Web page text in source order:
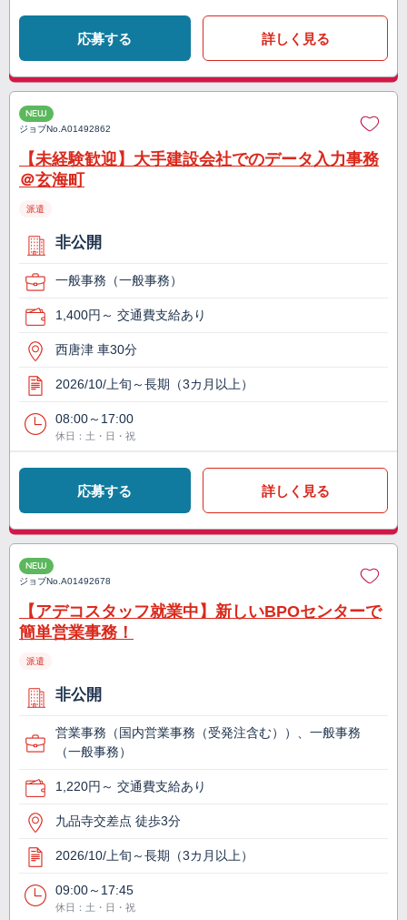
応募する 詳しく見る
NEW
ジョブNo.A01492862
【未経験歓迎】大手建設会社でのデータ入力事務
＠玄海町
派遣
非公開
一般事務（一般事務）
1,400円～ 交通費支給あり
西唐津 車30分
2026/10/上旬～長期（3カ月以上）
08:00～17:00
休日：土・日・祝
応募する 詳しく見る
NEW
ジョブNo.A01492678
【アデコスタッフ就業中】新しいBPOセンターで
簡単営業事務！
派遣
非公開
営業事務（国内営業事務（受発注含む））、一般事務
（一般事務）
1,220円～ 交通費支給あり
九品寺交差点 徒歩3分
2026/10/上旬～長期（3カ月以上）
09:00～17:45
休日：土・日・祝